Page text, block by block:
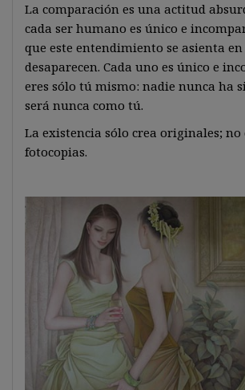
La comparación es una actitud
cada ser humano es único e
que este entendimiento se asienta
desaparecen. Cada uno es único e
eres sólo tú mismo: nadie nunca ha
será nunca como tú.
La existencia sólo crea originales; no
fotocopias.